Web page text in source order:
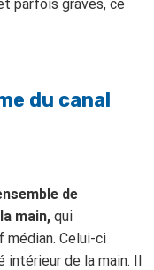
parfois graves, ce
du canal
de
main,qui
médian. Celui-ci
intérieur de la main. Il